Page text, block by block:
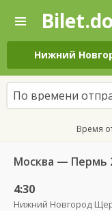
—
Поиск
и
покупка
билетов
на
автобус
онлайн
Bilet.do
Нижний
По времени
Время
Москва — Пермь
4:30
Нижний Новгород